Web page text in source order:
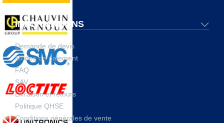
INFORMATIONS
Demande de devis
Modes de paiement
FAQ
SAV
Livraison et retours
Politique QHSE
Conditions générales de vente